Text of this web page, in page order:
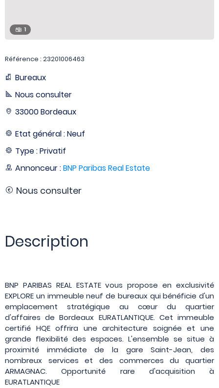
1
Référence : 23201006463
Bureaux
Nous consulter
33000 Bordeaux
Etat général : Neuf
Type : Privatif
Annonceur :BNP Paribas Real Estate
Nous consulter
Description
BNP PARIBAS REAL ESTATE vous propose en exclusivité
EXPLORE un immeuble neuf de bureaux qui bénéficie d'un
emplacement stratégique au cœur du quartier
d'affaires de Bordeaux EURATLANTIQUE. Cet immeuble
certifié HQE offrira une architecture soignée et une
grande flexibilité des espaces. L'ensemble se situe à
proximité immédiate de la gare Saint-Jean, des
nombreux services et des commerces du quartier
ARMAGNAC. Opportunité rare d'acquisition à
EURATLANTIQUE